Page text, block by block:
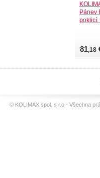
Pánev
poklicí,
81,18
© KOLIMAX spol. s r.o - Všechna